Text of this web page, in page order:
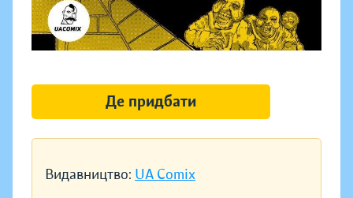
Видавництво: UA Comix
Де придбати